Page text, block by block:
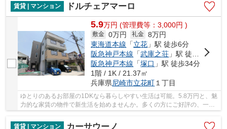
賃貸 | マンション
ドルチェアマーロ
5.9万円 (管理費等：3,000円 )
敷金 0万円 礼金 8万円
東海道本線 「立花 」駅 徒歩6分
阪急神戸本線 「武庫之荘 」駅 徒歩31分
阪急神戸本線 「塚口 」駅 徒歩34分
1階 / 1K / 21.37㎡
兵庫県尼崎市立花町 １丁目
ゆとりのあるお部屋の1DKなら暮らしやすい生活は可能。5.8万円と、魅
力的な家賃の物件で新生活を始めませんか。多くの方にご好評の、一押
しのバルコニー物件となっています。契約のみ...
賃貸 | マンション
カーサウーノ